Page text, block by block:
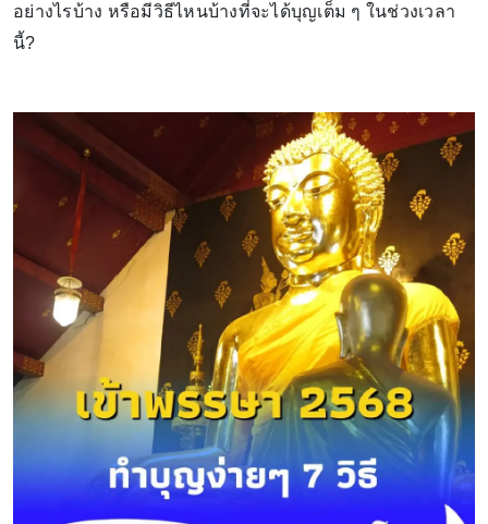
อย่างไรบ้าง หรือมีวิธีไหนบ้างที่จะได้บุญเต็ม ๆ ในช่วงเวลา
นี้?